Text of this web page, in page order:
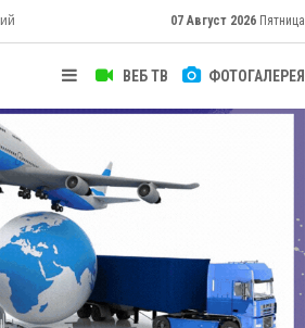
07 Август 2026 Пятница
ВЕБ ТВ ФОТОГАЛЕРЕЯ